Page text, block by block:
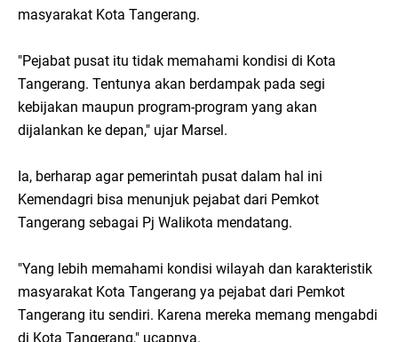
masyarakat Kota Tangerang.
"Pejabat pusat itu tidak memahami kondisi di Kota
Tangerang. Tentunya akan berdampak pada segi
kebijakan maupun program-program yang akan
dijalankan ke depan," ujar Marsel.
Ia, berharap agar pemerintah pusat dalam hal ini
Kemendagri bisa menunjuk pejabat dari Pemkot
Tangerang sebagai Pj Walikota mendatang.
"Yang lebih memahami kondisi wilayah dan karakteristik
masyarakat Kota Tangerang ya pejabat dari Pemkot
Tangerang itu sendiri. Karena mereka memang mengabdi
di Kota Tangerang," ucapnya.